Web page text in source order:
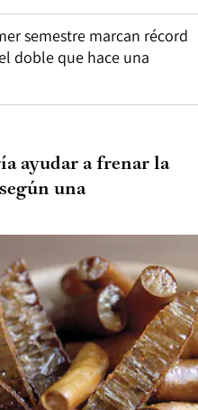
semestre marcan récord
doble que hace una
ayudar a frenar la
una